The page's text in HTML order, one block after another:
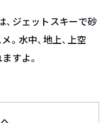
ジェットスキーで砂
。水中、地上、上空
すよ。